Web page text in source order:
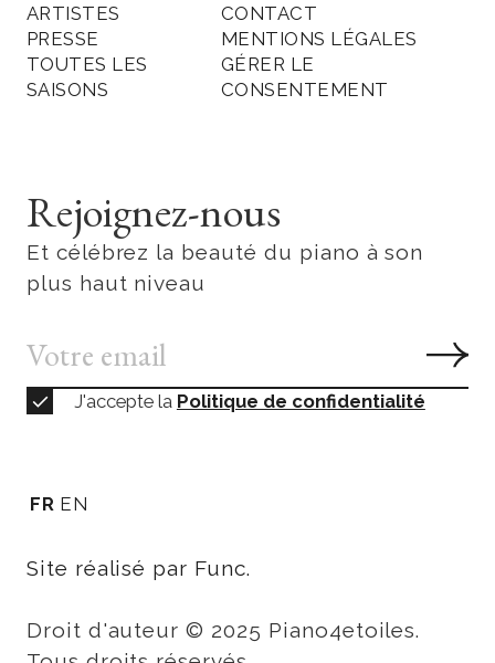
ARTISTES
PRESSE
TOUTES LES
SAISONS
CONTACT
MENTIONS LÉGALES
GÉRER LE
CONSENTEMENT
Rejoignez-nous
Et célébrez la beauté du piano à son
plus haut niveau
J'accepte la Politique de confidentialité
FR EN
Droit d'auteur © 2025 Piano4etoiles.
Site réalisé par Func.